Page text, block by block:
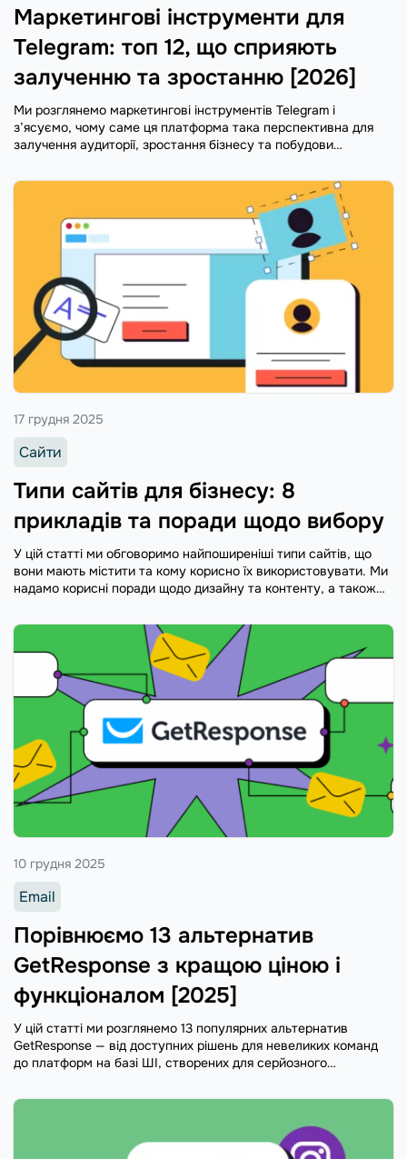
Маркетингові інструменти для
Telegram: топ 12, що сприяють
залученню та зростанню [2026]
Ми розглянемо маркетингові інструментів Telegram і
з’ясуємо, чому саме ця платформа така перспективна для
залучення аудиторії, зростання бізнесу та побудови
Типи сайтів для бізнесу: 8
прикладів та поради щодо вибору
17 грудня 2025
Сайти
У цій статті ми обговоримо найпоширеніші типи сайтів, що
вони мають містити та кому корисно їх використовувати. Ми
надамо корисні поради щодо дизайну та контенту, а також
Порівнюємо 13 альтернатив
GetResponse з кращою ціною і
функціоналом [2025]
10 грудня 2025
Email
У цій статті ми розглянемо 13 популярних альтернатив
GetResponse — від доступних рішень для невеликих команд
до платформ на базі ШІ, створених для серйозного